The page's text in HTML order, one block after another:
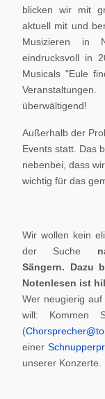
blicken wir mit
aktuell mit und
Musizieren in
eindrucksvoll in
Musicals "Eule
überwältigend!
Außerhalb der
Events statt. Das
nebenbei, dass
wichtig für das
Wir wollen kein
der Suche
Sängern. Dazu
Notenlesen ist
Wer neugierig
will: Kommen
(
einer
unserer Konzerte.